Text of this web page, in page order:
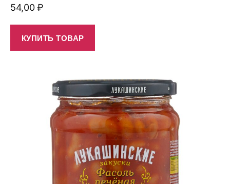
54,00₽
КУПИТЬ ТОВАР